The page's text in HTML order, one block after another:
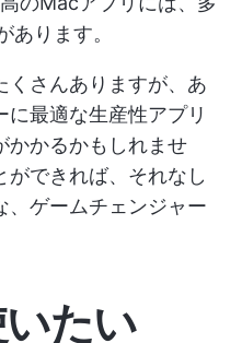
あります。
さんありますが、あ
最適な生産性アプリ
かかるかもしれませ
ができれば、それなし
、ゲームチェンジャー
たい